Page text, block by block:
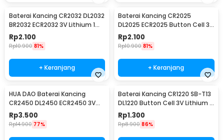
Baterai Kancing CR2032 DL2032
BR2032 ECR2032 3V Lithium 1
PCS
Rp2.100
Rp10.900 81%
+ Keranjang
Baterai Kancing CR2025
DL2025 ECR2025 Button Cell 3V
Lithium 1 PCS
Rp2.100
Rp10.900 81%
+ Keranjang
HUA DAO Baterai Kancing
CR2450 DL2450 ECR2450 3V
Lithium 1 PCS
Rp3.500
Rp14.900 77%
Baterai Kancing CR1220 SB-T13
DL1220 Button Cell 3V Lithium 1
PCS
Rp1.300
Rp8.900 86%